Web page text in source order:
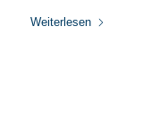
Weiterlesen